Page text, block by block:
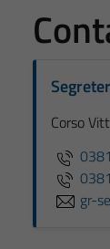
Corso
gr-